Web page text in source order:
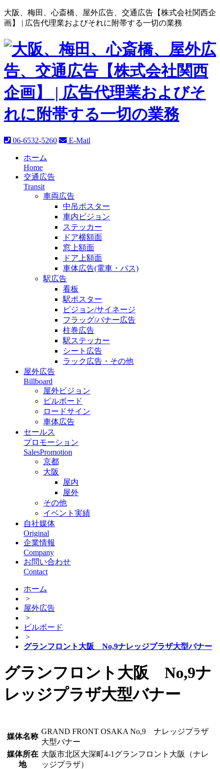
大阪、梅田、心斎橋、屋外広告、交通広告【株式会社関西企
画】 | 広告代理業およびそれに附帯する一切の業務
06-6532-5260 E-Mail
ホーム
Home
交通広告
Transit
車両広告
中吊ポスター
車内ビジョン
ステッカー
ドア横額面
窓上額面
ドア上額面
車体広告(電車・バス)
駅広告
看板
駅ポスター
ビジョン/サイネージ
フラッグ/バナー広告
柱巻広告
駅ステッカー
シート広告
ラック広告・その他
屋外広告
Billboard
屋外ビジョン
ビルボード
ロードサイン
車体広告
セールス
プロモーション
SalesPromotion
京都
大阪
屋内
屋外
その他
イベント実績
自社媒体
Original
企業情報
Company
お問い合わせ
Contact
ホーム
>
屋外広告
>
ビルボード
>
グランフロント大阪 No,9ナレッジプラザ大型バナー
グランフロント大阪 No,9ナ
レッジプラザ大型バナー
媒体名称
GRAND FRONT OSAKA No,9 ナレッジプラザ
大型バナー
媒体所在
地
大阪市北区大深町4-1グランフロント大阪（ナレ
ッジプラザ）